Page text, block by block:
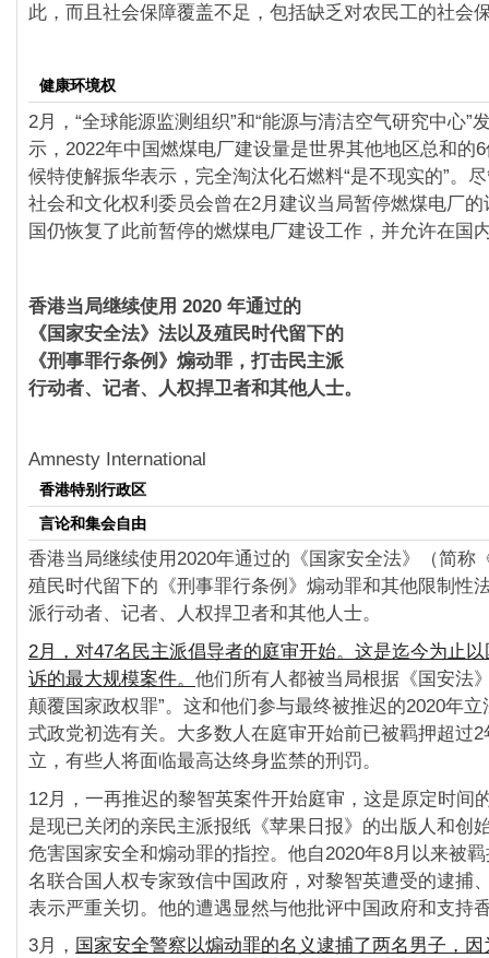
此，而且社会保障覆盖不足，包括缺乏对农民工的社会
健康环境权
2月，“全球能源监测组织”和“能源与清洁空气研究中心”
示，2022年中国燃煤电厂建设量是世界其他地区总和的
候特使解振华表示，完全淘汰化石燃料“是不现实的”。
社会和文化权利委员会曾在2月建议当局暂停燃煤电厂
国仍恢复了此前暂停的燃煤电厂建设工作，并允许在国
香港当局继续使用 2020 年通过的
《国家安全法》法以及殖民时代留下的
《刑事罪行条例》煽动罪，打击民主派
行动者、记者、人权捍卫者和其他人士。
Amnesty International
香港特别行政区
言论和集会自由
香港当局继续使用2020年通过的《国家安全法》（简称
殖民时代留下的《刑事罪行条例》煽动罪和其他限制性
派行动者、记者、人权捍卫者和其他人士。
2月，对47名民主派倡导者的庭审开始。这是迄今为止
诉的最大规模案件。 他们所有人都被当局根据《国安法
颠覆国家政权罪”。这和他们参与最终被推迟的2020年
式政党初选有关。大多数人在庭审开始前已被羁押超过
立，有些人将面临最高达终身监禁的刑罚。
12月，一再推迟的黎智英案件开始庭审，这是原定时间
是现已关闭的亲民主派报纸《苹果日报》的出版人和创
危害国家安全和煽动罪的指控。他自2020年8月以来被
名联合国人权专家致信中国政府，对黎智英遭受的逮捕
表示严重关切。他的遭遇显然与他批评中国政府和支持
3月， 国家安全警察以煽动罪的名义逮捕了两名男子，